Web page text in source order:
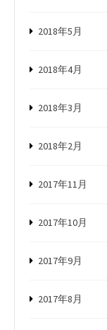
2018年5月
2018年4月
2018年3月
2018年2月
2017年11月
2017年10月
2017年9月
2017年8月